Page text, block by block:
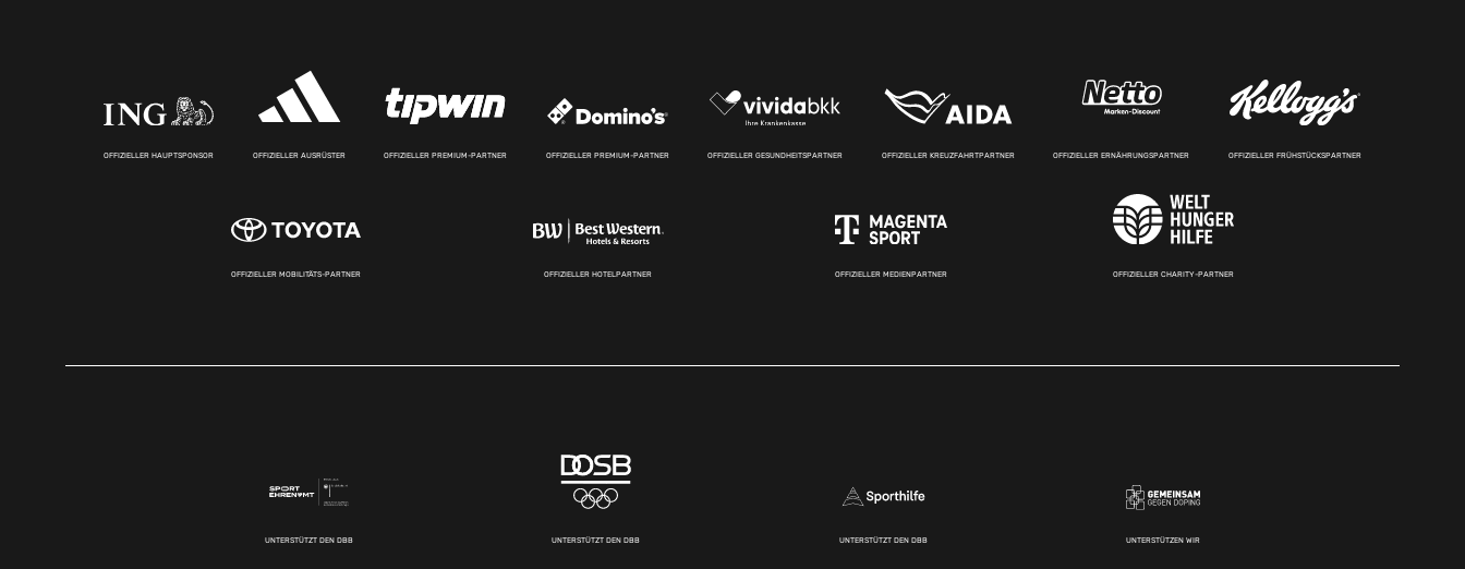
OFFIZIELLER HAUPTSPONSOR OFFIZIELLER AUSRÜSTER OFFIZIELLER PREMIUM-PARTNER OFFIZIELLER PREMIUM-PARTNER OFFIZIELLER GESUNDHEITSPARTNER OFFIZIELLER KREUZFAHRTPARTNER OFFIZIELLER ERNÄHRUNGSPARTNER OFFIZIELLER FRÜHSTÜCKSPARTNER
OFFIZIELLER MOBILITÄTS-PARTNER OFFIZIELLER HOTELPARTNER OFFIZIELLER MEDIENPARTNER OFFIZIELLER CHARITY-PARTNER
UNTERSTÜTZT DEN DBB UNTERSTÜTZT DEN DBB UNTERSTÜTZT DEN DBB UNTERSTÜTZEN WIR